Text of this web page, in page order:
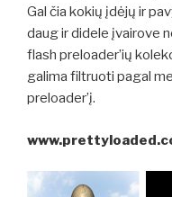
Gal čia kokių įdėjų ir
daug ir didele įvairove
flash preloader’ių
galima filtruoti pagal
preloader’į.